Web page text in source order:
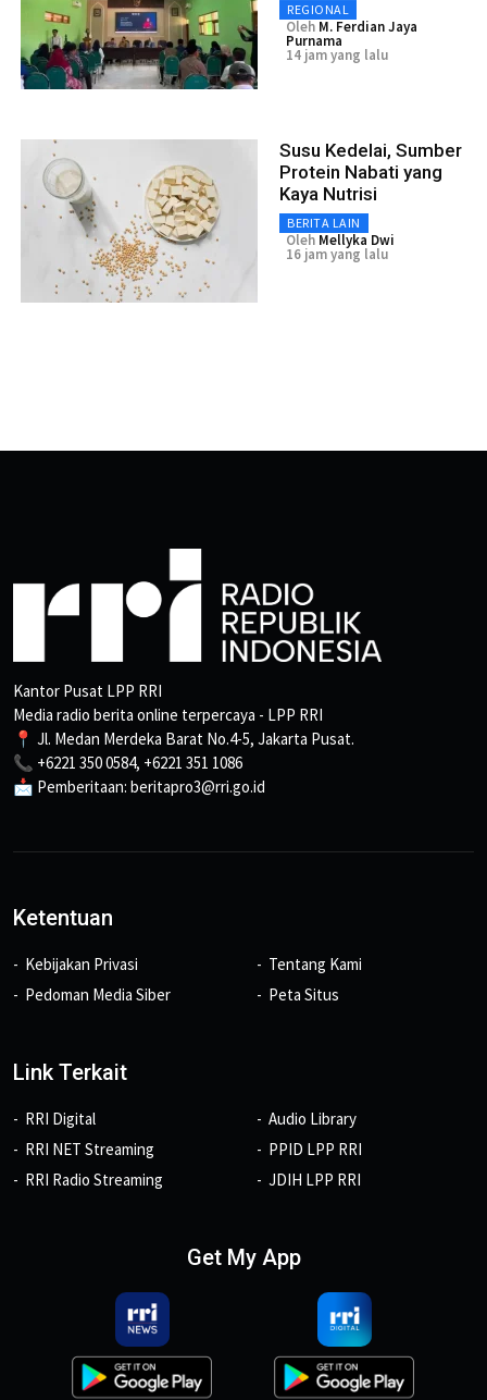
REGIONAL
Oleh M. Ferdian Jaya
Purnama
14 jam yang lalu
Susu Kedelai, Sumber
Protein Nabati yang
Kaya Nutrisi
BERITA LAIN
Oleh Mellyka Dwi
16 jam yang lalu
Kantor Pusat LPP RRI
Media radio berita online terpercaya - LPP RRI
📍 Jl. Medan Merdeka Barat No.4-5, Jakarta Pusat.
📞 +6221 350 0584, +6221 351 1086
📩 Pemberitaan: beritapro3@rri.go.id
Ketentuan
Kebijakan Privasi
Pedoman Media Siber
Tentang Kami
Peta Situs
Link Terkait
RRI Digital
RRI NET Streaming
RRI Radio Streaming
Audio Library
PPID LPP RRI
JDIH LPP RRI
Get My App